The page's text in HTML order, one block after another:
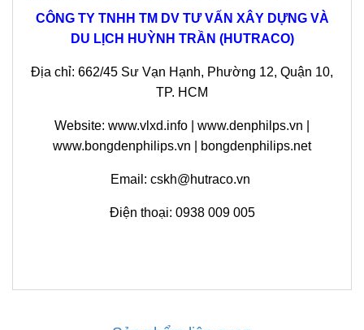
CÔNG TY TNHH TM DV TƯ VẤN XÂY DỰNG VÀ
DU LỊCH HUỲNH TRẦN (HUTRACO)
Địa chỉ: 662/45 Sư Vạn Hạnh, Phường 12, Quận 10,
TP. HCM
Website: www.vlxd.info | www.denphilps.vn |
www.bongdenphilips.vn | bongdenphilips.net
Email: cskh@hutraco.vn
Điện thoại: 0938 009 005